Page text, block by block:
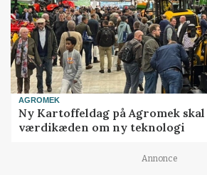
AGROMEK
Ny Kartoffeldag på Agromek skal
værdikæden om ny teknologi
Annonce